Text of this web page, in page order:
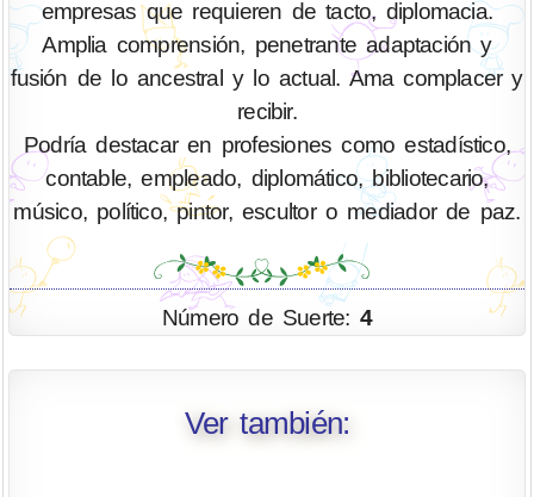
empresas que requieren de tacto, diplomacia.
Amplia comprensión, penetrante adaptación y
fusión de lo ancestral y lo actual. Ama complacer y
recibir.
Podría destacar en profesiones como estadístico,
contable, empleado, diplomático, bibliotecario,
músico, político, pintor, escultor o mediador de paz.
Número de Suerte: 4
Ver también: